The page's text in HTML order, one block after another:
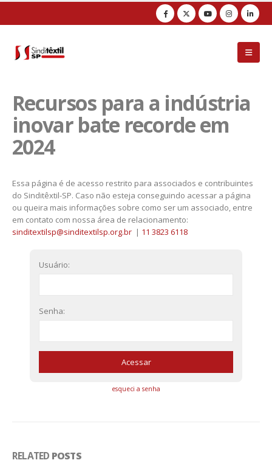
Recursos para a indústria
inovar bate recorde em
2024
Essa página é de acesso restrito para associados e contribuintes
do Sinditêxtil-SP. Caso não esteja conseguindo acessar a página
ou queira mais informações sobre como ser um associado, entre
em contato com nossa área de relacionamento:
sinditextilsp@sinditextilsp.org.br | 11 3823 6118
Usuário:
Senha:
esqueci a senha
RELATED POSTS